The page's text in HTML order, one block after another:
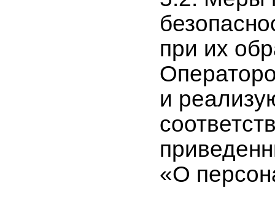
при их
и
«О